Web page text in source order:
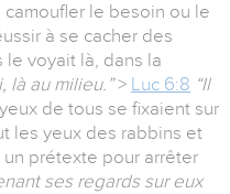
le besoin ou le
à se cacher des
le voyait là, dans la
là au milieu.”> Luc 6:8 “Il
de tous se fixaient sur
les yeux des rabbins et
prétexte pour arrêter
ses regards sur eux